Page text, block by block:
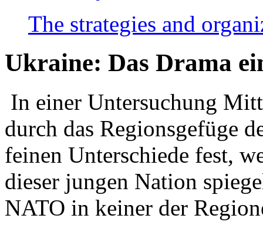
The strategies and
Ukraine: Das Drama
In einer Untersuchung
durch das Regionsgefüge
feinen Unterschiede fest,
dieser jungen Nation
NATO in keiner der